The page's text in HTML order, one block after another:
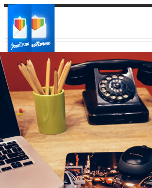
Ваш город:
Ваш регион доставки
Выберите из списка: